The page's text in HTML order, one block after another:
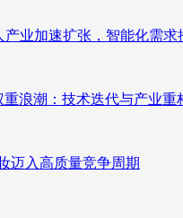
业加速扩张，智能化需求
浪潮：技术迭代与产业重
迈入高质量竞争周期